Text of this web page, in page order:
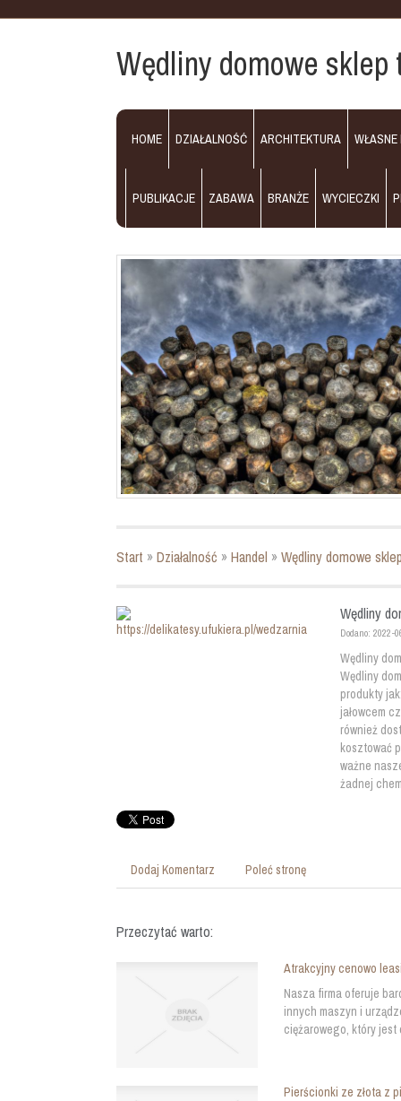
Wędliny domowe
HOME DZIAŁALNOŚĆ ARCHITEKTURA WŁASNE
PUBLIKACJE ZABAWA BRANŻE WYCIECZKI
Start »Działalność »Handel »Wędliny domowe
Wędliny
Dodano: 2022-
Wędliny
Wędliny
produkty
jałowcem
również
kosztować
ważne
żadnej
Dodaj Komentarz Poleć stronę
Przeczytać warto:
Atrakcyjny cenowo
Nasza firma oferuje
innych maszyn i
ciężarowego, który
Pierścionki ze złota z